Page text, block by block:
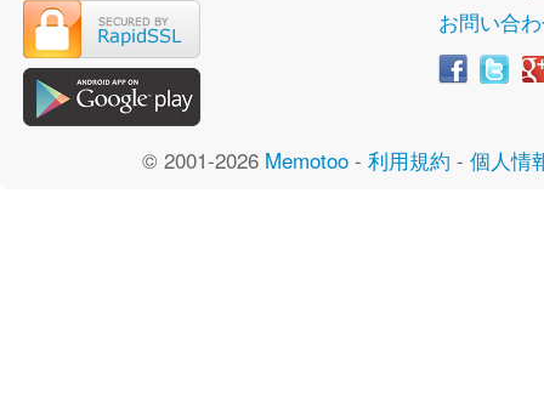
お問い合
© 2001-2026 Memotoo - 利用規約 - 個人情